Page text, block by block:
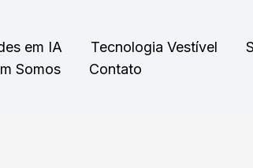
em IA Tecnologia Vestível
Somos Contato